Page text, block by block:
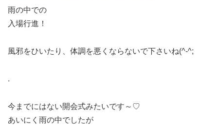
雨の中での
入場行進！
風邪をひいたり、体調を悪くならないで下さいね(^-^;
.
今までにはない開会式みたいです～♡
あいにく雨の中でしたが